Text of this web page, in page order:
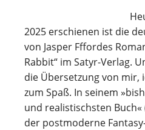
2025 erschienen ist die
von Jasper Fffordes
Rabbit“ im Satyr-Verlag.
die Übersetzung von mir,
zum Spaß. In seinem
und realistischsten
der postmoderne